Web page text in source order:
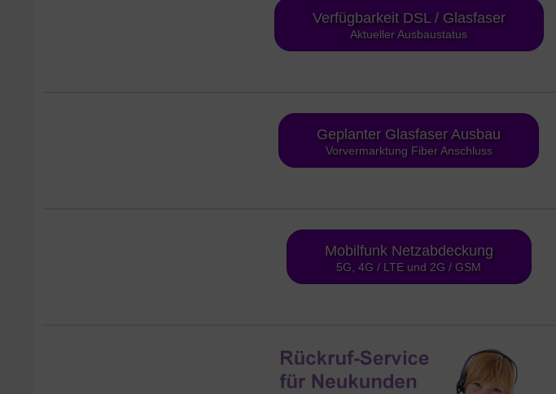
Verfügbarkeit DSL / Glasfaser
Aktueller Ausbaustatus
Geplanter Glasfaser Ausbau
Vorvermarktung Fiber Anschluss
Mobilfunk Netzabdeckung
5G, 4G / LTE und 2G / GSM